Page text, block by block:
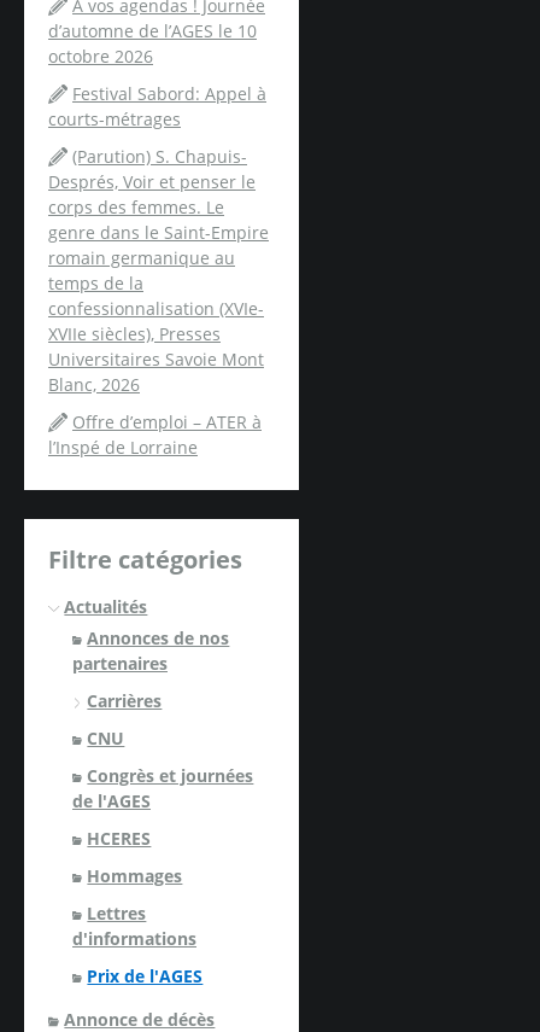
A vos agendas ! Journée
d’automne de l’AGES le 10
octobre 2026
Festival Sabord: Appel à
courts-métrages
(Parution) S. Chapuis-
Després, Voir et penser le
corps des femmes. Le
genre dans le Saint-Empire
romain germanique au
temps de la
confessionnalisation (XVIe-
XVIIe siècles), Presses
Universitaires Savoie Mont
Blanc, 2026
Offre d’emploi – ATER à
l’Inspé de Lorraine
Filtre catégories
Actualités
Annonces de nos
partenaires
Carrières
CNU
Congrès et journées
de l'AGES
HCERES
Hommages
Lettres
d'informations
Prix de l'AGES
Annonce de décès